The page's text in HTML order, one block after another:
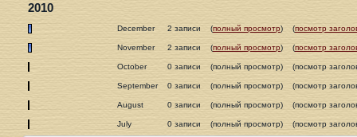
2010
December 2 записи (полный просмотр) (посмотр
November 2 записи (полный просмотр) (посмотр
October 0 записи (полный просмотр) (посмотр
September 0 записи (полный просмотр) (посмотр
August 0 записи (полный просмотр) (посмотр
July 0 записи (полный просмотр) (посмотр